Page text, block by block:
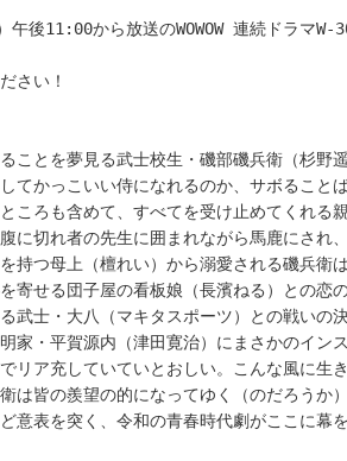
午後11:00から放送のWOWOW 連続ドラマW-
さい！
ことを夢見る武士校生・磯部磯兵衛（杉野遥
てかっこいい侍になれるのか、サボること
ころも含めて、すべてを受け止めてくれる
に切れ者の先生に囲まれながら馬鹿にされ
持つ母上（檀れい）から溺愛される磯兵衛
寄せる団子屋の看板娘（長濱ねる）との恋
武士・大八（マキタスポーツ）との戦いの
家・平賀源内（津田寛治）にまさかのイン
リア充していていとおしい。こんな風に生
は皆の羨望の的になってゆく（のだろうか）
意表を突く、令和の青春時代劇がここに幕を